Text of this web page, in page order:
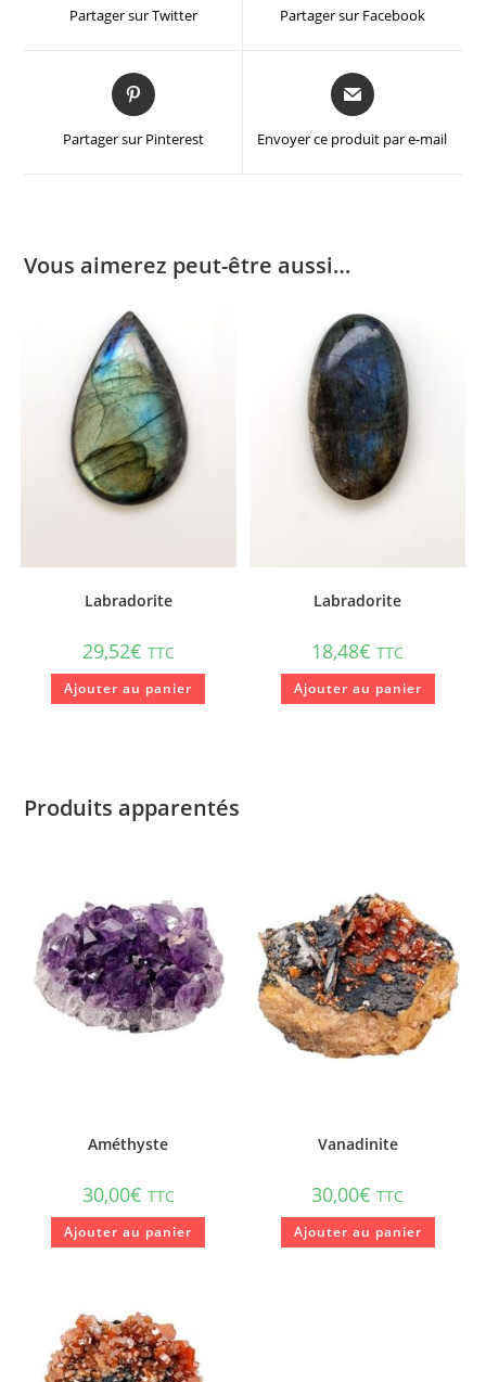
Partager sur Twitter Partager sur Facebook
Partager sur Pinterest Envoyer ce produit par e-mail
Vous aimerez peut-être aussi…
Labradorite
29,52€ TTC
Ajouter au panier
Labradorite
18,48€ TTC
Ajouter au panier
Produits apparentés
Améthyste
30,00€ TTC
Ajouter au panier
Vanadinite
30,00€ TTC
Ajouter au panier